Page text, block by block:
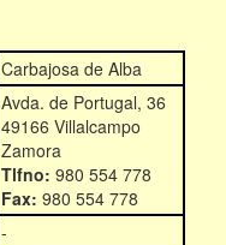
Carbajosa de Alba
Avda. de Portugal, 36
49166 Villalcampo
Zamora
Tlfno: 980 554 778
Fax: 980 554 778
-